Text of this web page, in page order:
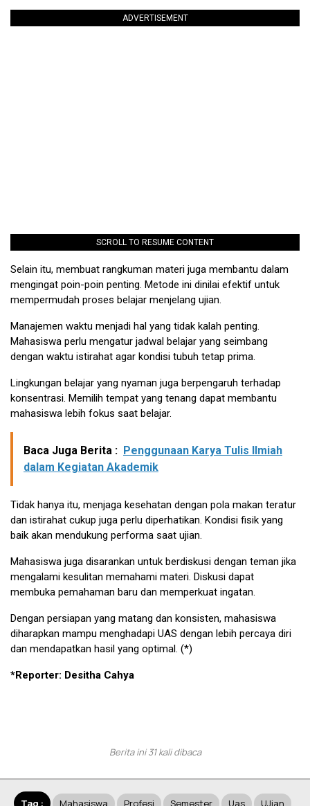
ADVERTISEMENT
SCROLL TO RESUME CONTENT
Selain itu, membuat rangkuman materi juga membantu dalam
mengingat poin-poin penting. Metode ini dinilai efektif untuk
mempermudah proses belajar menjelang ujian.
Manajemen waktu menjadi hal yang tidak kalah penting.
Mahasiswa perlu mengatur jadwal belajar yang seimbang
dengan waktu istirahat agar kondisi tubuh tetap prima.
Lingkungan belajar yang nyaman juga berpengaruh terhadap
konsentrasi. Memilih tempat yang tenang dapat membantu
mahasiswa lebih fokus saat belajar.
Baca Juga Berita : Penggunaan Karya Tulis Ilmiah
dalam Kegiatan Akademik
Tidak hanya itu, menjaga kesehatan dengan pola makan teratur
dan istirahat cukup juga perlu diperhatikan. Kondisi fisik yang
baik akan mendukung performa saat ujian.
Mahasiswa juga disarankan untuk berdiskusi dengan teman jika
mengalami kesulitan memahami materi. Diskusi dapat
membuka pemahaman baru dan memperkuat ingatan.
Dengan persiapan yang matang dan konsisten, mahasiswa
diharapkan mampu menghadapi UAS dengan lebih percaya diri
dan mendapatkan hasil yang optimal. (*)
*Reporter: Desitha Cahya
Berita ini 31 kali dibaca
Tag : Mahasiswa Profesi Semester Uas UJian